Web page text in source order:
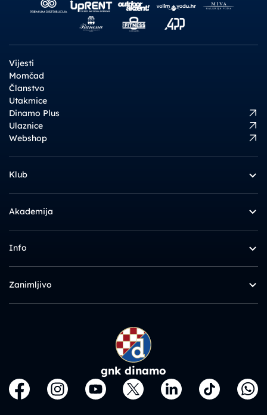
Vijesti
Momčad
Članstvo
Utakmice
Dinamo Plus
Ulaznice
Webshop
Klub
Akademija
Info
Zanimljivo
gnk dinamo